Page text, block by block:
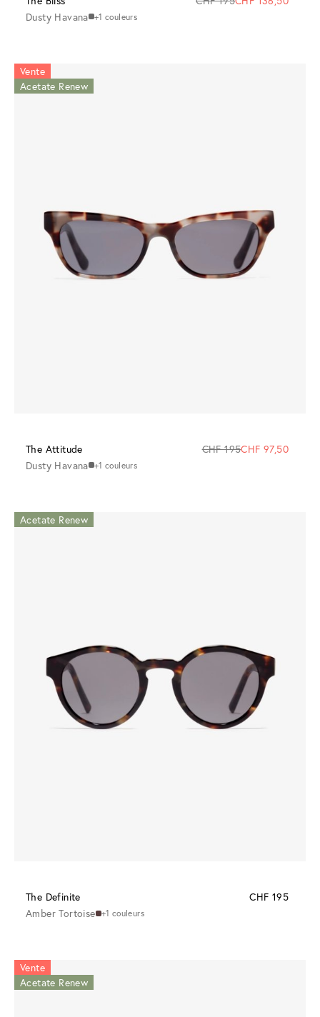
Dusty Havana +1 couleurs
Vente
Acetate Renew
The Attitude CHF 195CHF 97,50
Dusty Havana +1 couleurs
Acetate Renew
The Definite
CHF 195
Amber Tortoise +1 couleurs
Vente
Acetate Renew